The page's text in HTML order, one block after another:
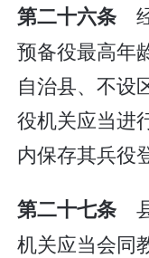
第二十六条
预备役最高年
自治县、不设
役机关应当进
内保存其兵役
第二十七条
机关应当会同